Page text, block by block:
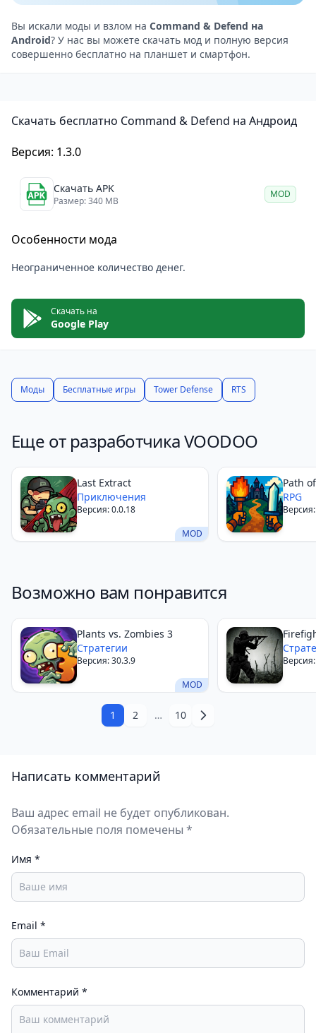
подхода и планирования, чтобы победить.
Красивая графика: Детализированные модели
юнитов и локаций создают атмосферу настоящей
войны.
управление армией.
проверить свои навыки в противостоянии с
другими игроками.
Недостатки Command & Defend
Некоторые элементы доступны только через
внутриигровые покупки.
подтормаживания.
Command & Defend
стратегическая игра, предлагающая глубокий и
навыки командира и окунуться в мир динамичных
сражений, эта игра точно стоит вашего внимания.
Вы искали моды и взлом на Command & Defend на
Android? У нас вы можете скачать мод и полную версия
совершенно бесплатно на планшет и смартфон.
Скачать бесплатно Command & Defend на Андроид
Версия: 1.3.0
Скачать APK
Размер: 340 MB
MOD
Особенности мода
Неограниченное количество денег.
Скачать на
Google Play
Моды Бесплатные игры Tower Defense RTS
Еще от разработчика VOODOO
MOD
Last Extract
Приключения
Версия: 0.0.18
Path
RPG
Возможно вам понравится
MOD
Plants vs. Zombies 3
Стратегии
Версия: 30.3.9
1 2 … 10
Написать комментарий
Ваш адрес email не будет опубликован.
Обязательные поля помечены *
Имя *
Email *
Комментарий *